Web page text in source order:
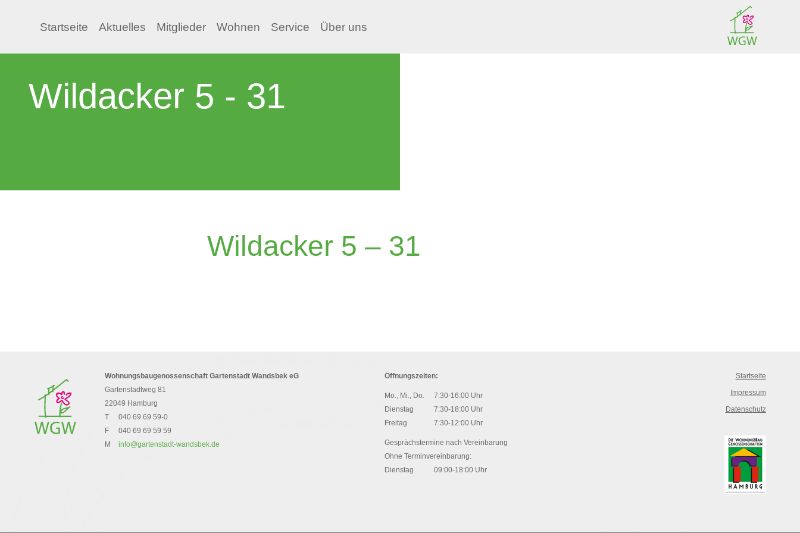
Startseite Aktuelles Mitglieder Wohnen Service Über uns
Wildacker 5 - 31
Wildacker 5 – 31
Wohnungsbaugenossenschaft Gartenstadt Wandsbek eG
Gartenstadtweg 81
22049 Hamburg
T
040 69 69 59-0
F
040 69 69 59 59
M
info@gartenstadt-wandsbek.de
Öffnungszeiten:
Mo., Mi., Do.
7:30-16:00 Uhr
Dienstag
7:30-18:00 Uhr
Freitag
7:30-12:00 Uhr
Gesprächstermine nach Vereinbarung
Ohne Terminvereinbarung:
Dienstag
09:00-18:00 Uhr
Startseite
Impressum
Datenschutz